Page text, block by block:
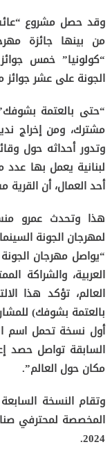
وقد حصل مشروع
من بينها جائزة
“كولونيا” خمس
الجونة على عشر جوائز من أصل 17 جائزة تم
“حتى بالعتمة
مشترك، ومن إخراج
وتدور أحداثه حول
لبنانية يعمل بها
أحد العمال، أن القرية
هذا وتحدث عمرو
لمهرجان الجونة
“يواصل مهرجان
العربية، والشراكة
العالم، تؤكد هذا
بالعتمة بشوفك)
أول نسخة تحمل اسم
السابقة تواصل حصد
مكان حول العالم”.
وتقام النسخة
2024.